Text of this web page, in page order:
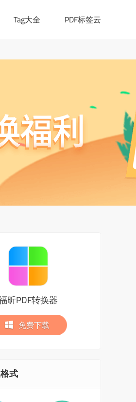
converter/"; }
Tag大全 PDF标签云
昕PDF转换器
免费下载
式